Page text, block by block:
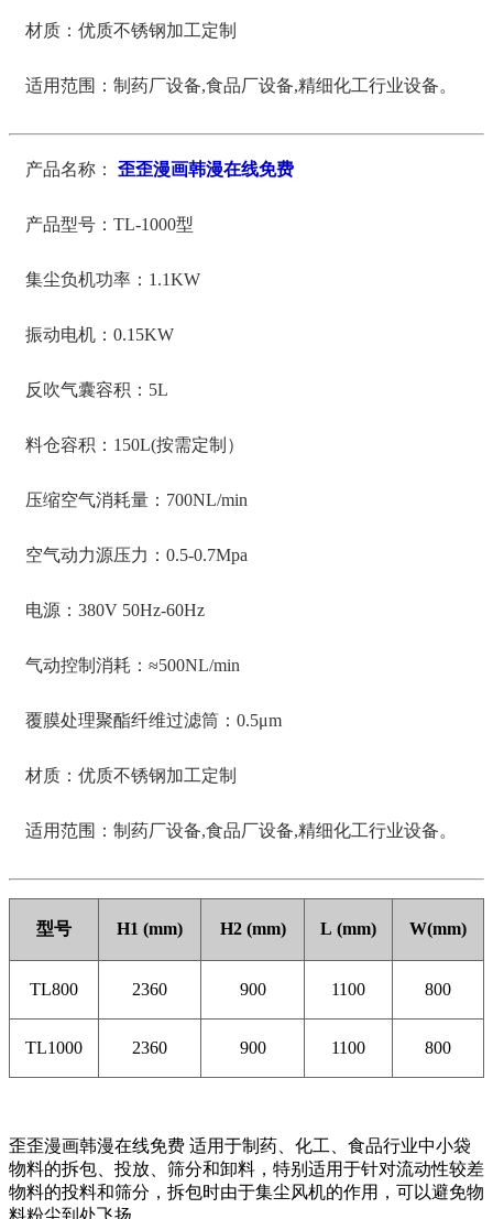
材质：优质不锈钢加工定制
适用范围：制药厂设备,食品厂设备,精细化工行业设备。
产品名称： 歪歪漫画韩漫在线免费
产品型号：TL-1000型
集尘负机功率：1.1KW
振动电机：0.15KW
反吹气囊容积：5L
料仓容积：150L(按需定制）
压缩空气消耗量：700NL/min
空气动力源压力：0.5-0.7Mpa
电源：380V 50Hz-60Hz
气动控制消耗：≈500NL/min
覆膜处理聚酯纤维过滤筒：0.5μm
材质：优质不锈钢加工定制
适用范围：制药厂设备,食品厂设备,精细化工行业设备。
型号 H1 (mm) H2 (mm) L (mm) W(mm)
TL800 2360 900 1100 800
TL1000 2360 900 1100 800
歪歪漫画韩漫在线免费 适用于制药、化工、食品行业中小袋
物料的拆包、投放、筛分和卸料，特别适用于针对流动性较差
物料的投料和筛分，拆包时由于集尘风机的作用，可以避免物
料粉尘到处飞扬。